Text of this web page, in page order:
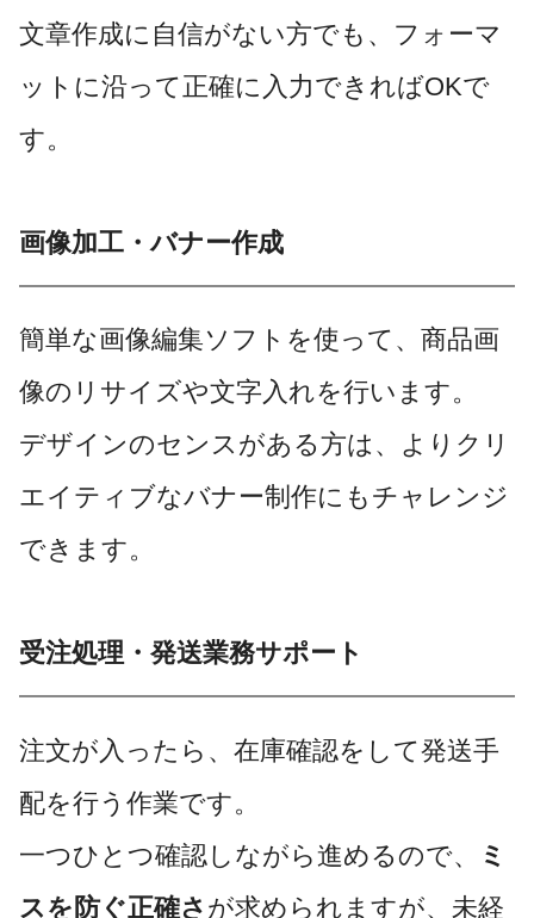
文章作成に自信がない方でも、フォーマ
ットに沿って正確に入力できればOKで
す。
画像加工・バナー作成
簡単な画像編集ソフトを使って、商品画
像のリサイズや文字入れを行います。
デザインのセンスがある方は、よりクリ
エイティブなバナー制作にもチャレンジ
できます。
受注処理・発送業務サポート
注文が入ったら、在庫確認をして発送手
配を行う作業です。
一つひとつ確認しながら進めるので、
ミ
スを防ぐ正確さ が求められますが、未経